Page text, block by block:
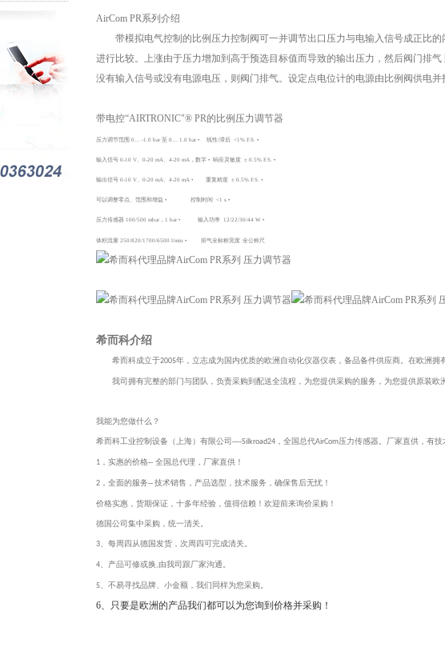
AirCom PR系列介绍
带模拟电气控制的比例压力控制阀可一并调节出口压力与电输入信号成正比
进行比较。上涨由于压力增加到高于预选目标值而导致的输出压力，然后阀门排气
没有输入信号或没有电源电压，则阀门排气。设定点电位计的电源由比例阀供电并
带电控“AIRTRONIC"® PR的比例压力调节器
压力调节范围 0… -1.0 bar 至 0… 1.0 bar • 线性/滞后 <1% F.S. •
输入信号 0-10 V、 0-20 mA、 4-20 mA ，数字 • 响应灵敏度 ± 0.5% F.S. •
输出信号 0-10 V、 0-20 mA、 4-20 mA • 重复精度 ± 0.5% F.S. •
可以调整零点、范围和增益 • 控制时间 <1 s •
压力传感器 100/500 mbar ， 1 bar • 输入功率 12/22/30/44 W •
体积流量 250/820/1700/6500 l/min • 排气全标称宽度 全公称尺
希而科介绍
希而科成立于2005年，立志成为国内优质的欧洲自动化仪器仪表，备品备件供应商。在欧洲
我司拥有完整的部门与团队，负责采购到配送全流程，为您提供采购的服务，为您提供原装欧
我能为您做什么？
希而科工业控制设备（上海）有限公司----Silkroad24 ，全国总代AirCom压力传感器。厂家直供，有技
1 ，实惠的价格-- 全国总代理，厂家直供！
2 ，全面的服务--技术销售，产品选型，技术服务，确保售后无忧！
价格实惠，货期保证，十多年经验，值得信赖！欢迎前来询价采购！
德国公司集中采购，统一清关。
3 、每周四从德国发货，次周四可完成清关。
4 、产品可修或换,由我司跟厂家沟通。
5 、不易寻找品牌、小金额，我们同样为您采购。
6、只要是欧洲的产品我们都可以为您询到价格并采购！